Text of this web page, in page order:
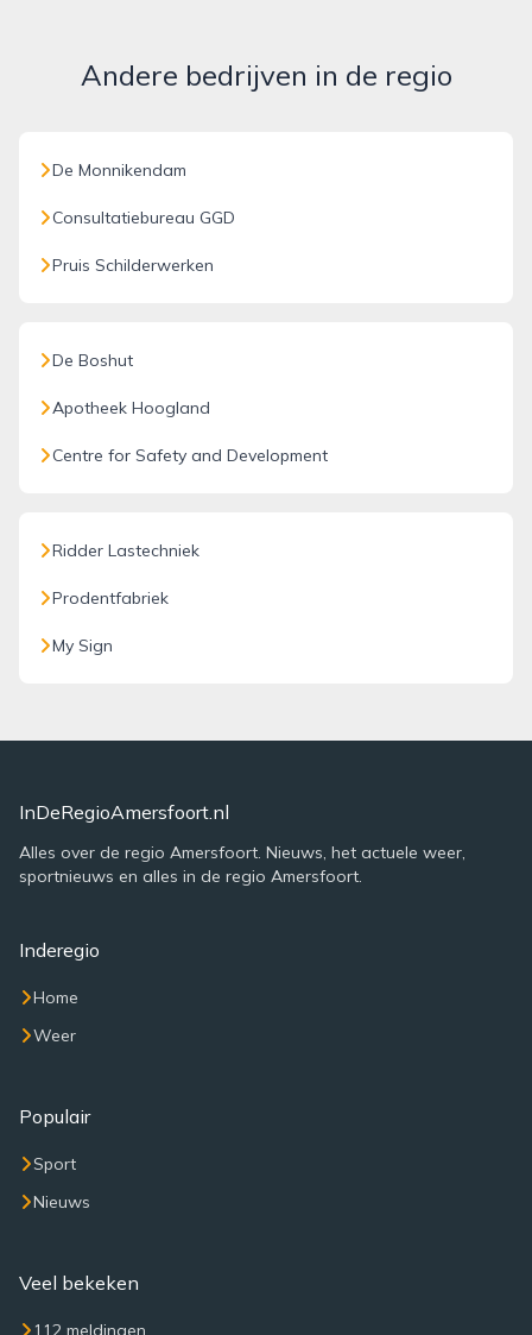
Andere bedrijven in de regio
De Monnikendam
Consultatiebureau GGD
Pruis Schilderwerken
De Boshut
Apotheek Hoogland
Centre for Safety and Development
Ridder Lastechniek
Prodentfabriek
My Sign
InDeRegioAmersfoort.nl
Alles over de regio Amersfoort. Nieuws, het actuele weer,
sportnieuws en alles in de regio Amersfoort.
Inderegio
Home
Weer
Populair
Sport
Nieuws
Veel bekeken
112 meldingen